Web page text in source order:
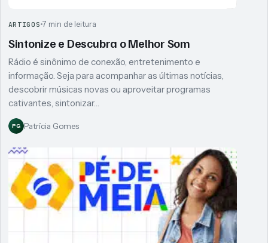
ARTIGOS 7 min de leitura
Sintonize e Descubra o Melhor Som
Rádio é sinônimo de conexão, entretenimento e
informação. Seja para acompanhar as últimas notícias,
descobrir músicas novas ou aproveitar programas
cativantes, sintonizar…
PG Patrícia Gomes